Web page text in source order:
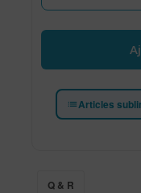
quantité de Peluche
Articles
Q & R